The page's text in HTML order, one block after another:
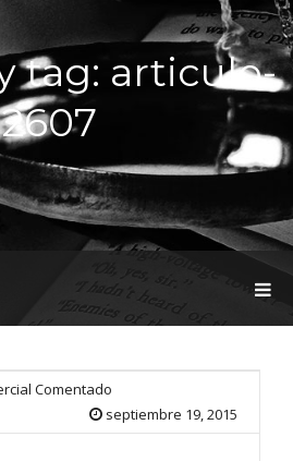
tag: articulo-
2607
G
Comentado
septiembre 19, 2015